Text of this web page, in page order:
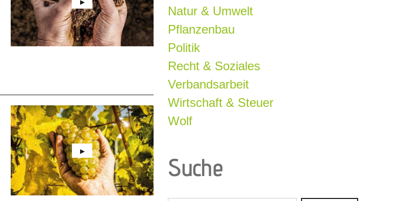
Natur & Umwelt
Pflanzenbau
Politik
Recht & Soziales
Verbandsarbeit
Wirtschaft & Steuer
Wolf
Suche